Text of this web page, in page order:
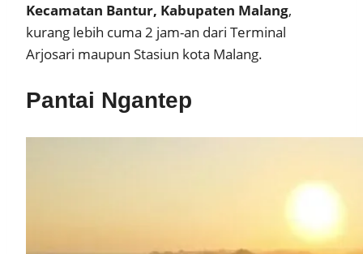
Kecamatan Bantur, Kabupaten Malang,
kurang lebih cuma 2 jam-an dari Terminal
Arjosari maupun Stasiun kota Malang.
Pantai Ngantep